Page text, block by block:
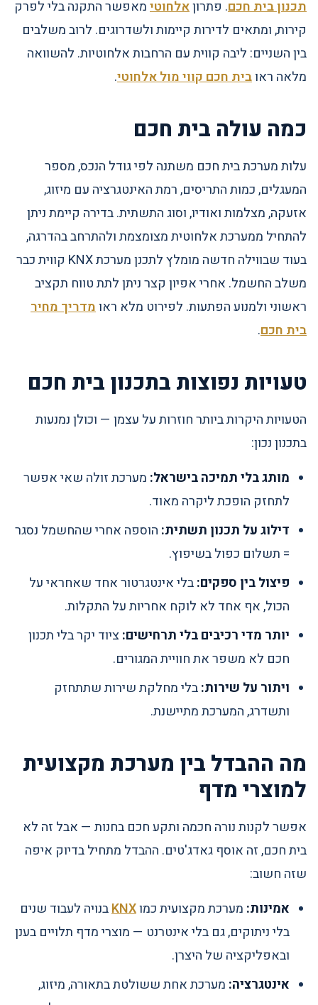
תכנון בית חכם. פתרוןאלחוטימאפשר התקנה בלי לפרק
קירות, ומתאים לדירות קיימות ולשדרוגים. לרוב משלבים
בין השניים: ליבה קווית עם הרחבות אלחוטיות. להשוואה
מלאה ראובית חכם קווי מול אלחוטי.
כמה עולה בית חכם
עלות מערכת בית חכם משתנה לפי גודל הנכס, מספר
המעגלים, כמות התריסים, רמת האינטגרציה עם מיזוג,
אזעקה, מצלמות ואודיו, וסוג התשתית. בדירה קיימת ניתן
להתחיל ממערכת אלחוטית מצומצמת ולהתרחב בהדרגה,
בעוד שבווילה חדשה מומלץ לתכנן מערכת KNX קווית כבר
משלב החשמל. אחרי אפיון קצר ניתן לתת טווח תקציב
ראשוני ולמנוע הפתעות. לפירוט מלא ראומדריך מחיר
בית חכם.
טעויות נפוצות בתכנון בית חכם
הטעויות היקרות ביותר חוזרות על עצמן — וכולן נמנעות
בתכנון נכון:
מותג בלי תמיכה בישראל: מערכת זולה שאי אפשר
לתחזק הופכת ליקרה מאוד.
דילוג על תכנון תשתית: הוספה אחרי שהחשמל נסגר
= תשלום כפול בשיפוץ.
פיצול בין ספקים:בלי אינטגרטור אחד שאחראי על
הכול, אף אחד לא לוקח אחריות על התקלות.
יותר מדי רכיבים בלי תרחישים:ציוד יקר בלי תכנון
חכם לא משפר את חוויית המגורים.
ויתור על שירות:בלי מחלקת שירות שתתחזק
ותשדרג, המערכת מתיישנת.
מה ההבדל בין מערכת מקצועית
למוצרי מדף
אפשר לקנות נורה חכמה ותקע חכם בחנות — אבל זה לא
בית חכם, זה אוסף גאדג'טים. ההבדל מתחיל בדיוק איפה
שזה חשוב:
אמינות: מערכת מקצועית כמוKNXבנויה לעבוד שנים
בלי ניתוקים, גם בלי אינטרנט — מוצרי מדף תלויים בענן
ובאפליקציה של היצרן.
אינטגרציה: מערכת אחת ששולטת בתאורה, מיזוג,